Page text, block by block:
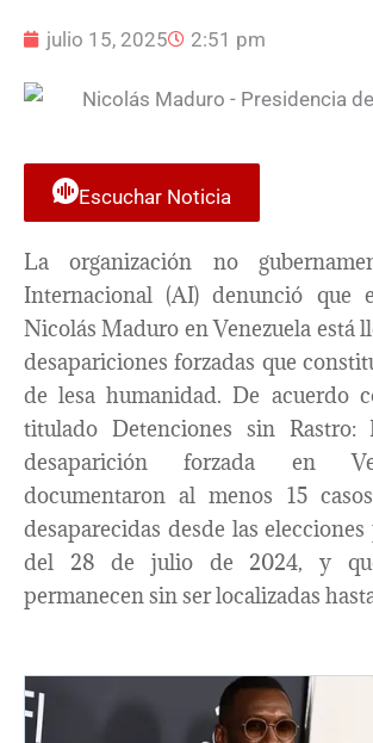
julio 15, 2025 2:51 pm
Escuchar Noticia
La organización no
Internacional (AI) denunció que
Nicolás Maduro en Venezuela está
desapariciones forzadas que
de lesa humanidad. De acuerdo
titulado Detenciones sin
desaparición forzada en
documentaron al menos 15
desaparecidas desde las
del 28 de julio de 2024, y
permanecen sin ser localizadas